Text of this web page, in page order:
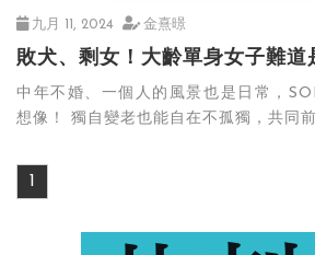
九月 11, 2024 金熹暻
敗犬、剩女！大齡單身女子難道
中年不婚、一個人的風景也是日常，
想像！ 獨自變老也能自在不孤獨，共同
1